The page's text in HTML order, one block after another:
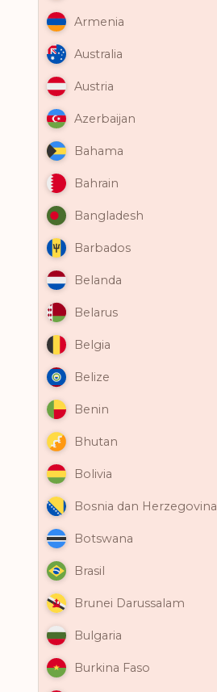
Armenia
Australia
Austria
Azerbaijan
Bahama
Bahrain
Bangladesh
Barbados
Belanda
Belarus
Belgia
Belize
Benin
Bhutan
Bolivia
Bosnia dan Herzegovina
Botswana
Brasil
Brunei Darussalam
Bulgaria
Burkina Faso